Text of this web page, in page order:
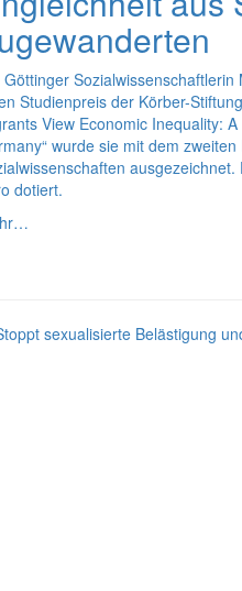
Göttinger
Studienpreis der Körber-
View Economic Inequality:
wurde sie mit dem
dotiert.